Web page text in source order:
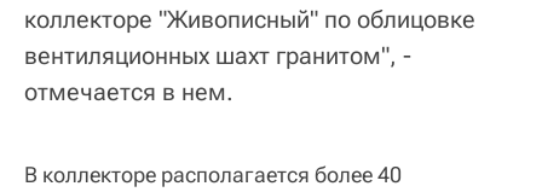
коллекторе "Живописный" по облицовке
вентиляционных шахт гранитом", -
отмечается в нем.
В коллекторе располагается более 40